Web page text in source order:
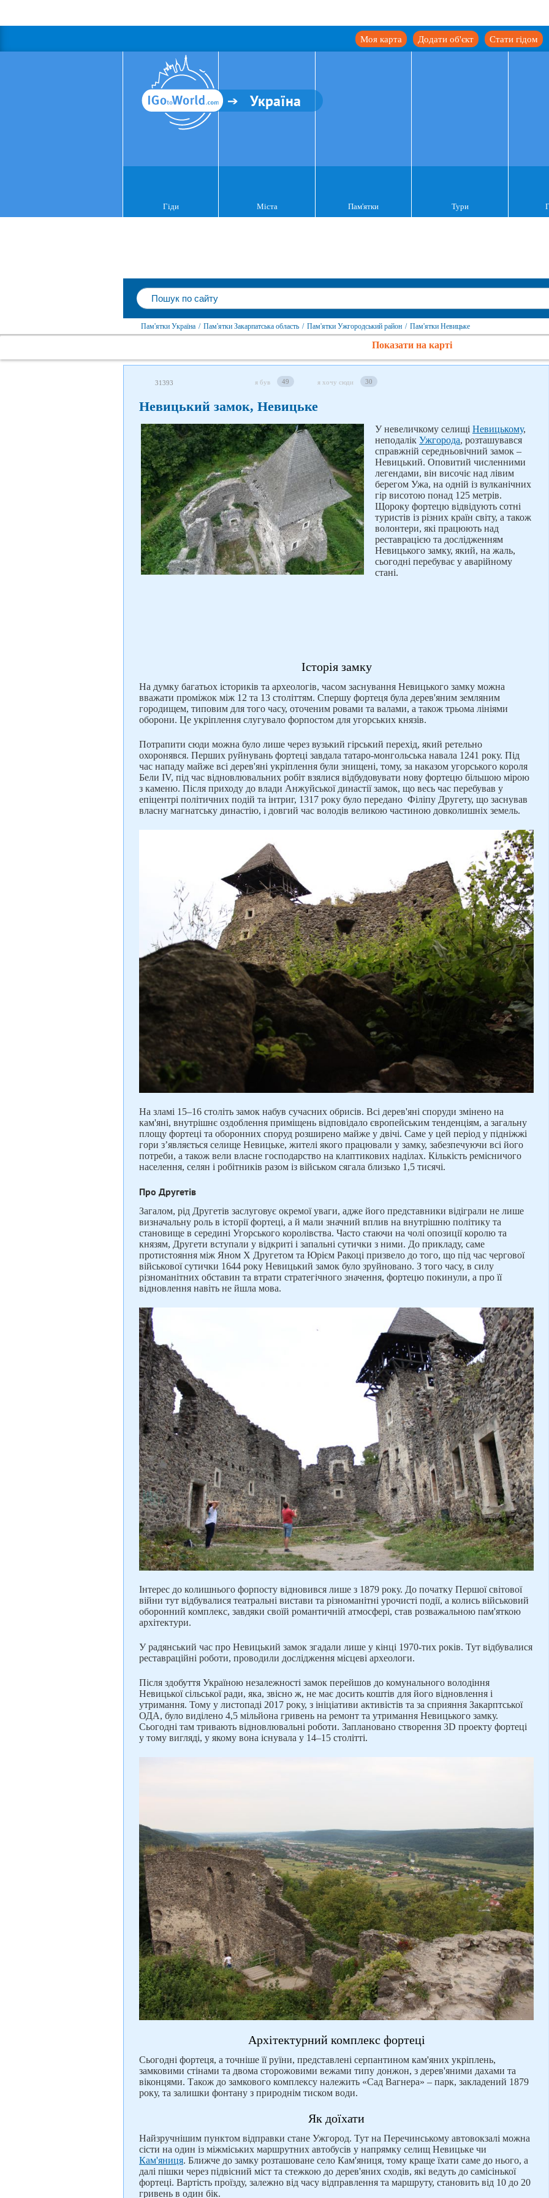
Стати гідом
Додати об'єкт
Моя карта
Україна
Гіди Міста Пам'ятки Тури
Пам'ятки Україна / Пам'ятки Закарпатська область / Пам'ятки Ужгородський район / Пам'ятки Невицьке
Показати на карті
31393 я був 49 я хочу сюди 30
Невицький замок, Невицьке
У невеличкому селищі Невицькому,
неподалік Ужгорода, розташувався
справжній середньовічний замок –
Невицький. Оповитий численними
легендами, він височіє над лівим
берегом Ужа, на одній із вулканічних
гір висотою понад 125 метрів.
Щороку фортецю відвідують сотні
туристів із різних країн світу, а також
волонтери, які працюють над
реставрацією та дослідженням
Невицького замку, який, на жаль,
сьогодні перебуває у аварійному
стані.
Історія замку
На думку багатьох істориків та археологів, часом заснування Невицького замку можна
вважати проміжок між 12 та 13 століттям. Спершу фортеця була дерев'яним земляним
городищем, типовим для того часу, оточеним ровами та валами, а також трьома лініями
оборони. Це укріплення слугувало форпостом для угорських князів.
Потрапити сюди можна було лише через вузький гірський перехід, який ретельно
охоронявся. Перших руйнувань фортеці завдала татаро-монгольська навала 1241 року. Під
час нападу майже всі дерев'яні укріплення були знищені, тому, за наказом угорського короля
Бели IV, під час відновлювальних робіт взялися відбудовувати нову фортецю більшою мірою
з каменю. Після приходу до влади Анжуйської династії замок, що весь час перебував у
епіцентрі політичних подій та інтриг, 1317 року було передано Філіпу Другету, що заснував
власну магнатську династію, і довгий час володів великою частиною довколишніх земель.
На зламі 15–16 століть замок набув сучасних обрисів. Всі дерев'яні споруди змінено на
кам'яні, внутрішнє оздоблення приміщень відповідало європейським тенденціям, а загальну
площу фортеці та оборонних споруд розширено майже у двічі. Саме у цей період у підніжжі
гори з’являється селище Невицьке, жителі якого працювали у замку, забезпечуючи всі його
потреби, а також вели власне господарство на клаптикових наділах. Кількість ремісничого
населення, селян і робітників разом із військом сягала близько 1,5 тисячі.
Про Другетів
Загалом, рід Другетів заслуговує окремої уваги, адже його представники відіграли не лише
визначальну роль в історії фортеці, а й мали значний вплив на внутрішню політику та
становище в середині Угорського королівства. Часто стаючи на чолі опозиції королю та
князям, Другети вступали у відкриті і запальні сутички з ними. До прикладу, саме
протистояння між Яном Х Другетом та Юрієм Ракоці призвело до того, що під час чергової
військової сутички 1644 року Невицький замок було зруйновано. З того часу, в силу
різноманітних обставин та втрати стратегічного значення, фортецю покинули, а про її
відновлення навіть не йшла мова.
Інтерес до колишнього форпосту відновився лише з 1879 року. До початку Першої світової
війни тут відбувалися театральні вистави та різноманітні урочисті події, а колись військовий
оборонний комплекс, завдяки своїй романтичній атмосфері, став розважальною пам'яткою
архітектури.
У радянський час про Невицький замок згадали лише у кінці 1970-тих років. Тут відбувалися
реставраційні роботи, проводили дослідження місцеві археологи.
Після здобуття Україною незалежності замок перейшов до комунального володіння
Невицької сільської ради, яка, звісно ж, не має досить коштів для його відновлення і
утримання. Тому у листопаді 2017 року, з ініціативи активістів та за сприяння Закарптської
ОДА, було виділено 4,5 мільйона гривень на ремонт та утримання Невицького замку.
Сьогодні там тривають відновлювальні роботи. Заплановано створення 3D проекту фортеці
у тому вигляді, у якому вона існувала у 14–15 столітті.
Архітектурний комплекс фортеці
Сьогодні фортеця, а точніше її руїни, представлені серпантином кам'яних укріплень,
замковими стінами та двома сторожовими вежами типу донжон, з дерев'яними дахами та
віконцями. Також до замкового комплексу належить «Сад Вагнера» – парк, закладений 1879
року, та залишки фонтану з природнім тиском води.
Як доїхати
Найзручнішим пунктом відправки стане Ужгород. Тут на Перечинському автовокзалі можна
сісти на один із міжміських маршрутних автобусів у напрямку селищ Невицьке чи
Кам'яниця. Ближче до замку розташоване село Кам'яниця, тому краще їхати саме до нього, а
далі пішки через підвісний міст та стежкою до дерев'яних сходів, які ведуть до самісінької
фортеці. Вартість проїзду, залежно від часу відправлення та маршруту, становить від 10 до 20
гривень в один бік.